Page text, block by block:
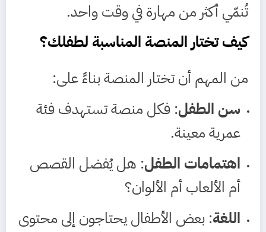
تُنمّي أكثر من مهارة في وقت واحد.
كيف تختار المنصة المناسبة لطفلك؟
من المهم أن تختار المنصة بناءً على:
سن الطفل: فكل منصة تستهدف فئة
عمرية معينة.
اهتمامات الطفل: هل يُفضل القصص
أم الألعاب أم الألوان؟
اللغة: بعض الأطفال يحتاجون إلى محتوى